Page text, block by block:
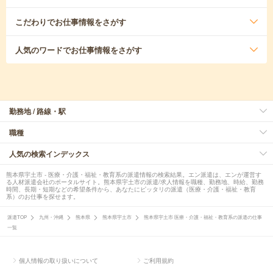
こだわりでお仕事情報をさがす
人気のワードでお仕事情報をさがす
勤務地 / 路線・駅
職種
人気の検索インデックス
熊本県宇土市 - 医療・介護・福祉・教育系の派遣情報の検索結果。エン派遣は、エンが運営す
る人材派遣会社のポータルサイト。熊本県宇土市の派遣/求人情報を職種、勤務地、時給、勤務
時間、長期・短期などの希望条件から、あなたにピッタリの派遣（医療・介護・福祉・教育
系）のお仕事を探せます。
派遣TOP 九州・沖縄 熊本県 熊本県宇土市
熊本県宇土市 医療・介護・福祉・教育系の派遣の仕事
一覧
個人情報の取り扱いについて ご利用規約